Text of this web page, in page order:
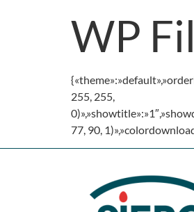
WP
255, 255,
77, 90,